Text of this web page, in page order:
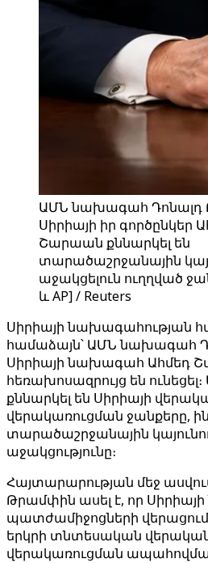
ԱՄՆ նախագահ
Սիրիայի իր գործընկեր
Շարաան քննարկել են
տարածաշրջանային
աջակցելուն ուղղված
և AP] / Reuters
Սիրիայի նախագահության
համաձայն՝ ԱՄՆ նախագահ
Սիրիայի նախագահ Ահմեդ
հեռախոսազրույց են
քննարկել են Սիրիայի
վերակառուցման ջանքերը,
տարածաշրջանային
աջակցությունը։
Հայտարարության մեջ
Թրամփին ասել է, որ
պատժամիջոցների
երկրի տնտեսական
վերակառուցման